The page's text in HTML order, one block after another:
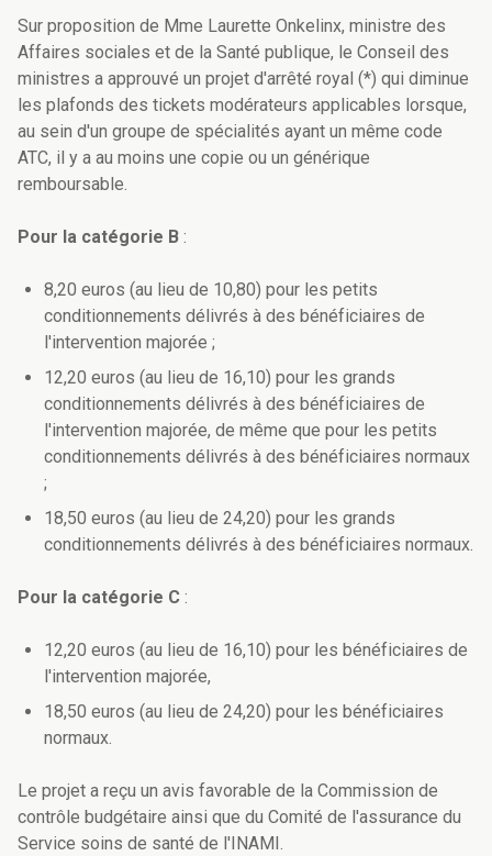
Sur proposition de Mme Laurette Onkelinx, ministre des
Affaires sociales et de la Santé publique, le Conseil des
ministres a approuvé un projet d'arrêté royal (*) qui diminue
les plafonds des tickets modérateurs applicables lorsque,
au sein d'un groupe de spécialités ayant un même code
ATC, il y a au moins une copie ou un générique
remboursable.
Pour la catégorie B :
8,20 euros (au lieu de 10,80) pour les petits
conditionnements délivrés à des bénéficiaires de
l'intervention majorée ;
12,20 euros (au lieu de 16,10) pour les grands
conditionnements délivrés à des bénéficiaires de
l'intervention majorée, de même que pour les petits
conditionnements délivrés à des bénéficiaires normaux
;
18,50 euros (au lieu de 24,20) pour les grands
conditionnements délivrés à des bénéficiaires normaux.
Pour la catégorie C :
12,20 euros (au lieu de 16,10) pour les bénéficiaires de
l'intervention majorée,
18,50 euros (au lieu de 24,20) pour les bénéficiaires
normaux.
Le projet a reçu un avis favorable de la Commission de
contrôle budgétaire ainsi que du Comité de l'assurance du
Service soins de santé de l'INAMI.